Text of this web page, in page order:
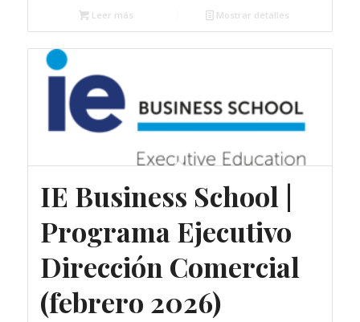
Leer más Mostrar detalles
IE Business School |
Programa Ejecutivo
Dirección Comercial
(febrero 2026)